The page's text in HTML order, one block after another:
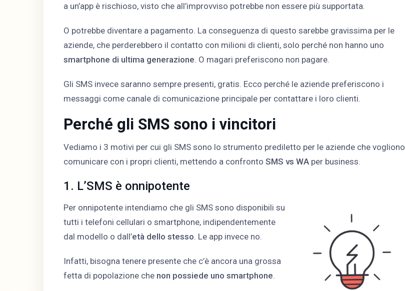
a un’app è rischioso, visto che all’improvviso potrebbe non essere più supportata.
O potrebbe diventare a pagamento. La conseguenza di questo sarebbe gravissima per le
aziende, che perderebbero il contatto con milioni di clienti, solo perché non hanno uno
smartphone di ultima generazione. O magari preferiscono non pagare.
Gli SMS invece saranno sempre presenti, gratis. Ecco perché le aziende preferiscono i
messaggi come canale di comunicazione principale per contattare i loro clienti.
Perché gli SMS sono i vincitori
Vediamo i 3 motivi per cui gli SMS sono lo strumento prediletto per le aziende che vogliono
comunicare con i propri clienti, mettendo a confronto SMS vs WA per business.
1. L’SMS è onnipotente
Per onnipotente intendiamo che gli SMS sono disponibili su
tutti i telefoni cellulari o smartphone, indipendentemente
dal modello o dall’età dello stesso. Le app invece no.
Infatti, bisogna tenere presente che c’è ancora una grossa
fetta di popolazione che non possiede uno smartphone.